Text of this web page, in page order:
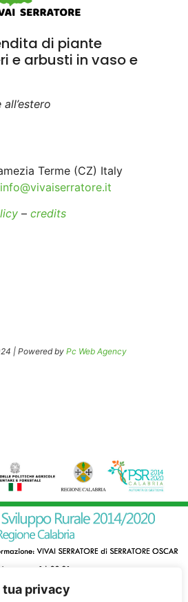
tua privacy
di piante
e arbusti in vaso e
Terme (CZ) Italy
info@vivaiserratore.it
– credits
| Powered by Pc Web Agency